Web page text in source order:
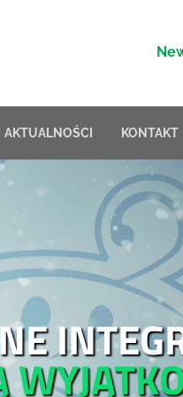
AKTUALNOŚCI KONTAKT